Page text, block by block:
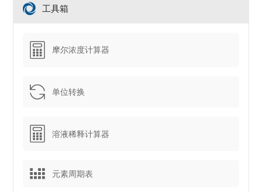
工具箱
摩尔浓度计算器
单位转换
溶液稀释计算器
元素周期表